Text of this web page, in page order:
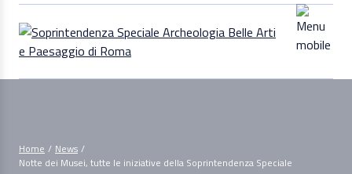
Home / News /
Notte dei Musei, tutte le iniziative della Soprintendenza Speciale